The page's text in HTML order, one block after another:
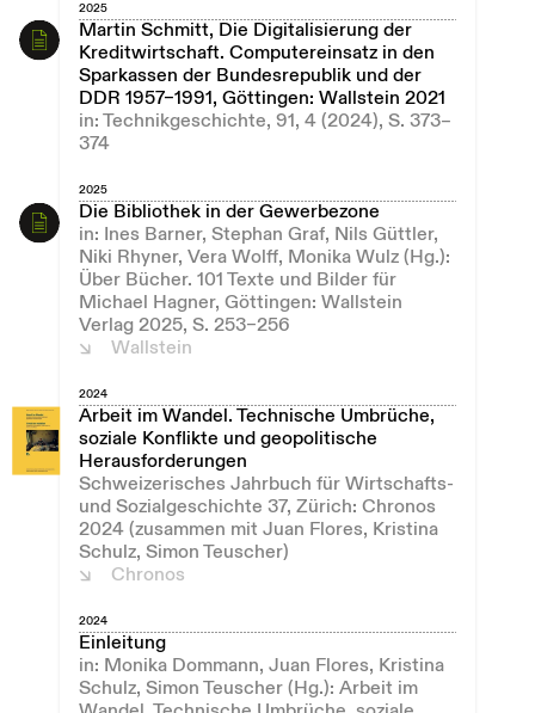
2025
Martin Schmitt, Die Digitalisierung der
Kreditwirtschaft. Computereinsatz in den
Sparkassen der Bundesrepublik und der
DDR 1957–1991, Göttingen: Wallstein 2021
in: Technikgeschichte, 91, 4 (2024), S. 373–
374
2025
Die Bibliothek in der Gewerbezone
in: Ines Barner, Stephan Graf, Nils Güttler,
Niki Rhyner, Vera Wolff, Monika Wulz (Hg.):
Über Bücher. 101 Texte und Bilder für
Michael Hagner, Göttingen: Wallstein
Verlag 2025, S. 253–256
Wallstein
2024
Arbeit im Wandel. Technische Umbrüche,
soziale Konflikte und geopolitische
Herausforderungen
Schweizerisches Jahrbuch für Wirtschafts-
und Sozialgeschichte 37, Zürich: Chronos
2024 (zusammen mit Juan Flores, Kristina
Schulz, Simon Teuscher)
Chronos
2024
Einleitung
in: Monika Dommann, Juan Flores, Kristina
Schulz, Simon Teuscher (Hg.): Arbeit im